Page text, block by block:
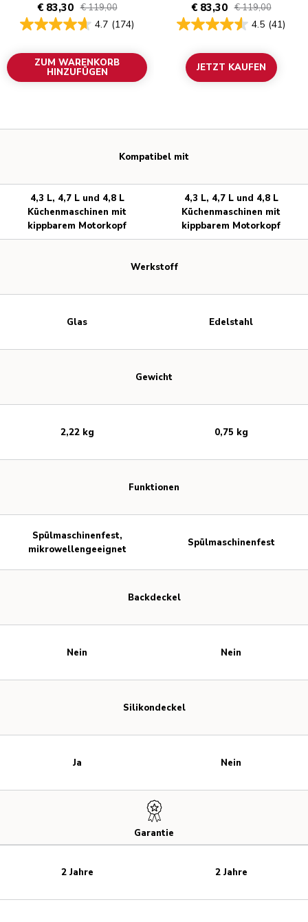
€ 83,30 € 119,00
4.7 (174)
ZUM WARENKORB
HINZUFÜGEN
€ 83,30 € 119,00
4.5 (41)
JETZT KAUFEN
Kompatibel mit
Werkstoff
Gewicht
Funktionen
Backdeckel
Silikondeckel
Garantie
4,3 L, 4,7 L und 4,8 L
Küchenmaschinen mit
kippbarem Motorkopf
Glas
2,22 kg
Spülmaschinenfest,
mikrowellengeeignet
Nein
Ja
2 Jahre
4,3 L, 4,7 L und 4,8 L
Küchenmaschinen mit
kippbarem Motorkopf
Edelstahl
0,75 kg
Spülmaschinenfest
Nein
Nein
2 Jahre